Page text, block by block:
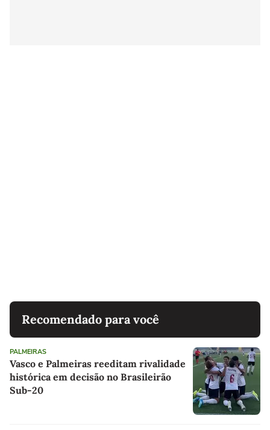
Recomendado para você
PALMEIRAS
Vasco e Palmeiras reeditam rivalidade
histórica em decisão no Brasileirão
Sub-20